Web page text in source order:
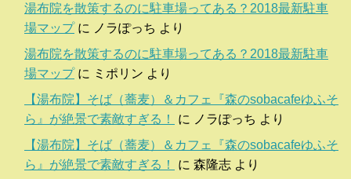
湯布院を散策するのに駐車場ってある？2018最新駐車
場マップに ノラぽっち より
湯布院を散策するのに駐車場ってある？2018最新駐車
場マップに ミポリン より
【湯布院】そば（蕎麦）＆カフェ『森のsobacafeゆふそ
ら』が絶景で素敵すぎる！
に ノラぽっち より
【湯布院】そば（蕎麦）＆カフェ『森のsobacafeゆふそ
ら』が絶景で素敵すぎる！
に 森隆志 より